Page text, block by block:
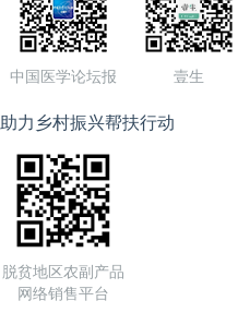
中国医学论坛报 壹生
助力乡村振兴帮扶行动
脱贫地区农副产品
网络销售平台